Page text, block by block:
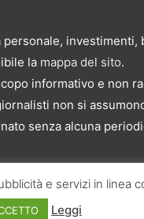
la mappa del sito.
informativo e non
non si
senza alcuna
e servizi in linea
Leggi